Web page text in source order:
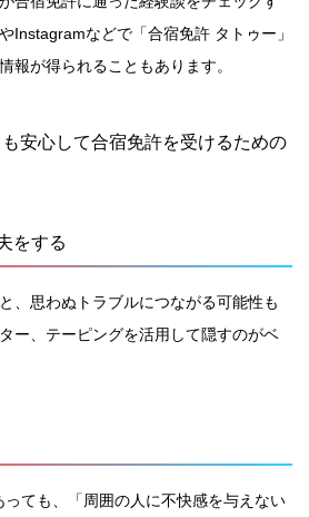
Instagramなどで「合宿免許 タトゥー」
報が得られることもあります。
安心して合宿免許を受けるための
をする
、思わぬトラブルにつながる可能性も
ー、テーピングを活用して隠すのがベ
っても、「周囲の人に不快感を与えない